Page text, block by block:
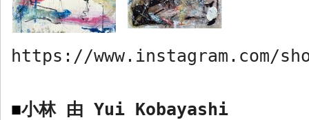
https://www.instagram.com/
■小林 由 Yui Kobayashi